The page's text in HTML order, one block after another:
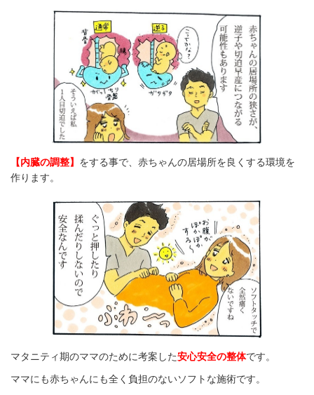
【内臓の調整】 をする事で、 赤ちゃんの居場所を良くする環境を
作ります。
マタニティ期のママのために考案した安心安全の整体です。
ママにも赤ちゃんにも全く負担のないソフトな施術です。